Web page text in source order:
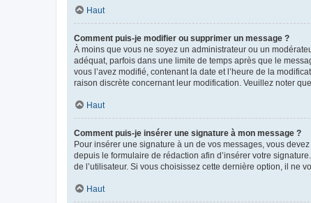
Haut
Comment puis-je modifier ou supprimer un message ?
À moins que vous ne soyez un administrateur ou un
adéquat, parfois dans une limite de temps après que le
vous l’avez modifié, contenant la date et l’heure de la
raison discrète concernant leur modification. Veuillez noter
Haut
Comment puis-je insérer une signature à mon message ?
Pour insérer une signature à un de vos messages, vous
depuis le formulaire de rédaction afin d’insérer votre
de l’utilisateur. Si vous choisissez cette dernière option, il ne
Haut